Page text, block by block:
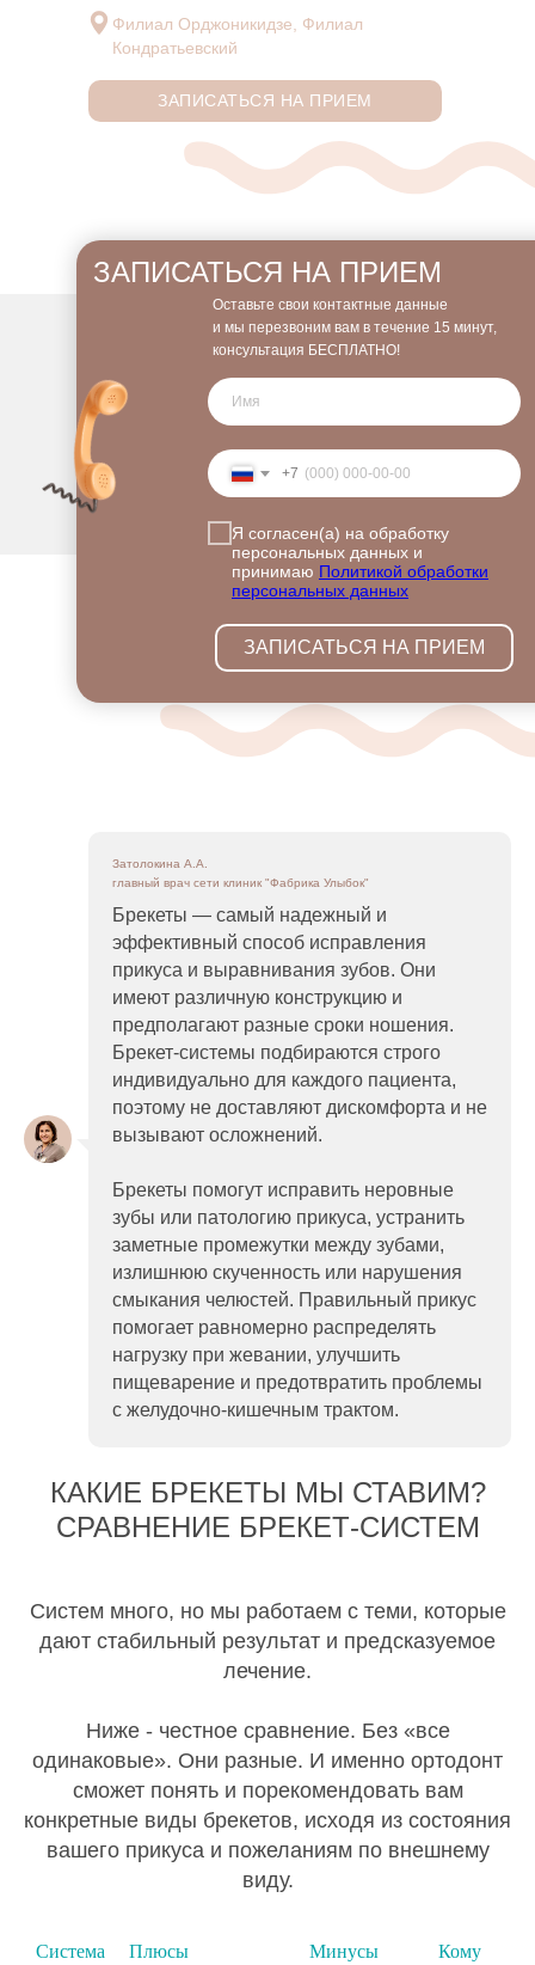
Филиал Орджоникидзе, Филиал
Кондратьевский
ЗАПИСАТЬСЯ НА ПРИЕМ
+7
Я согласен(а) на обработку
персональных данных и
принимаю Политикой обработки
персональных данных
ЗАПИСАТЬСЯ НА ПРИЕМ
ЗАПИСАТЬСЯ НА ПРИЕМ
Оставьте свои контактные данные
и мы перезвоним вам в течение 15 минут,
консультация БЕСПЛАТНО!
Затолокина А.А.
главный врач сети клиник "Фабрика Улыбок"
Брекеты ― самый надежный и
эффективный способ исправления
прикуса и выравнивания зубов. Они
имеют различную конструкцию и
предполагают разные сроки ношения.
Брекет-системы подбираются строго
индивидуально для каждого пациента,
поэтому не доставляют дискомфорта и не
вызывают осложнений.
Брекеты помогут исправить неровные
зубы или патологию прикуса, устранить
заметные промежутки между зубами,
излишнюю скученность или нарушения
смыкания челюстей. Правильный прикус
помогает равномерно распределять
нагрузку при жевании, улучшить
пищеварение и предотвратить проблемы
с желудочно-кишечным трактом.
КАКИЕ БРЕКЕТЫ МЫ СТАВИМ?
СРАВНЕНИЕ БРЕКЕТ-СИСТЕМ
Систем много, но мы работаем с теми, которые
дают стабильный результат и предсказуемое
лечение.
Ниже - честное сравнение. Без «все
одинаковые». Они разные. И именно ортодонт
сможет понять и порекомендовать вам
конкретные виды брекетов, исходя из состояния
вашего прикуса и пожеланиям по внешнему
виду.
Система Плюсы Минусы Кому